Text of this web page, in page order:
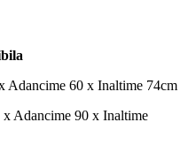
Adancime 60 x Inaltime 74cm
x Adancime 90 x Inaltime